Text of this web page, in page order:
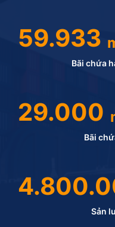
Bãi chứa
59.933
Bãi
29.000
Sản